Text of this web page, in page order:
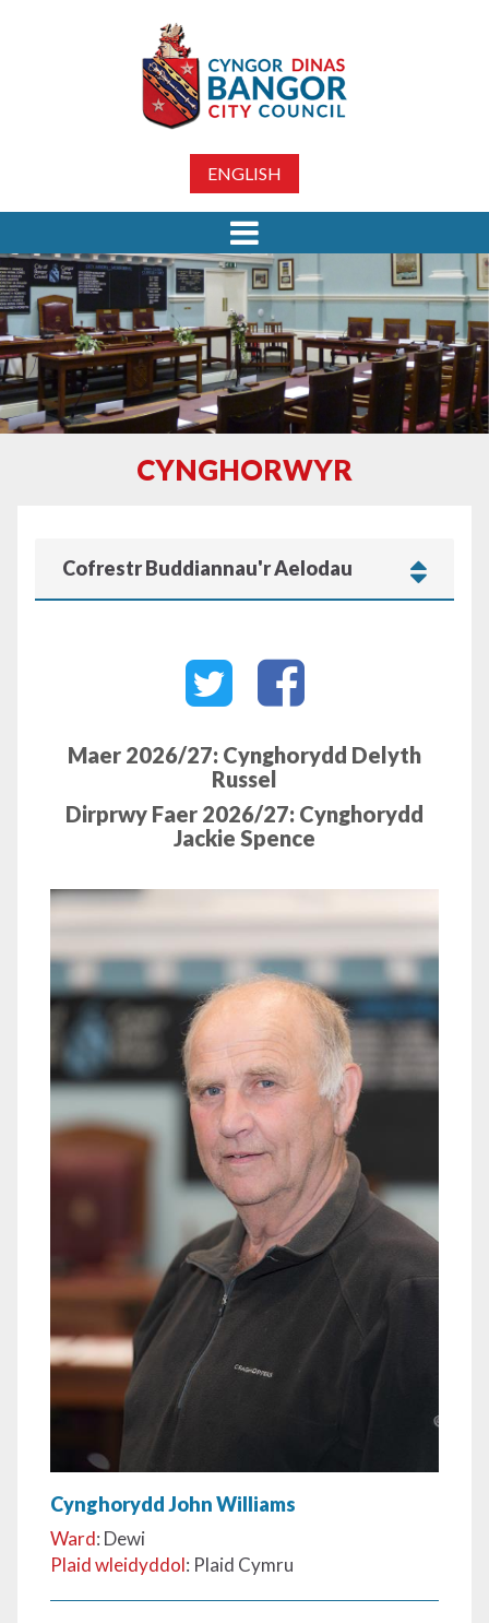
ENGLISH
CYNGHORWYR
Cofrestr Buddiannau'r Aelodau
Maer 2026/27: Cynghorydd Delyth
Russel
Dirprwy Faer 2026/27: Cynghorydd
Jackie Spence
Cynghorydd John Williams
Ward: Dewi
Plaid wleidyddol: Plaid Cymru